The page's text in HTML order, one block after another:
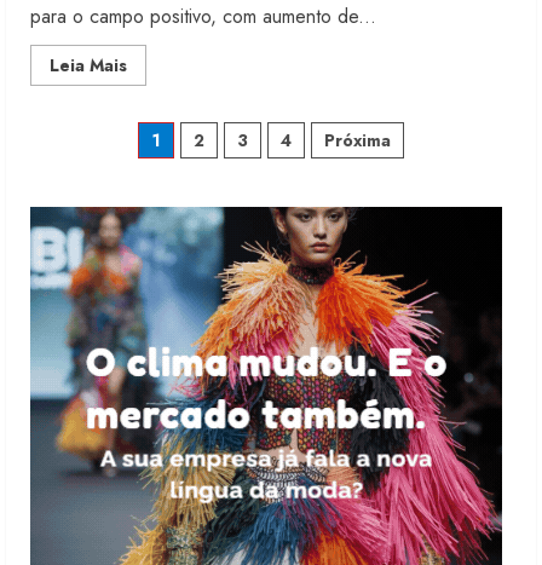
para o campo positivo, com aumento de...
Leia MaisRead
more
vestuário
cai
mês
Paginação
de
posts
1 2 3 4 Próxima
3
5 de agosto de 2026
receita em 2026
5
Projeto testa passaporte digital na
moda nacional
4 de agosto de 2026
1
Dia dos Pais reforça retomada da
moda no varejo
7 de agosto de 2026